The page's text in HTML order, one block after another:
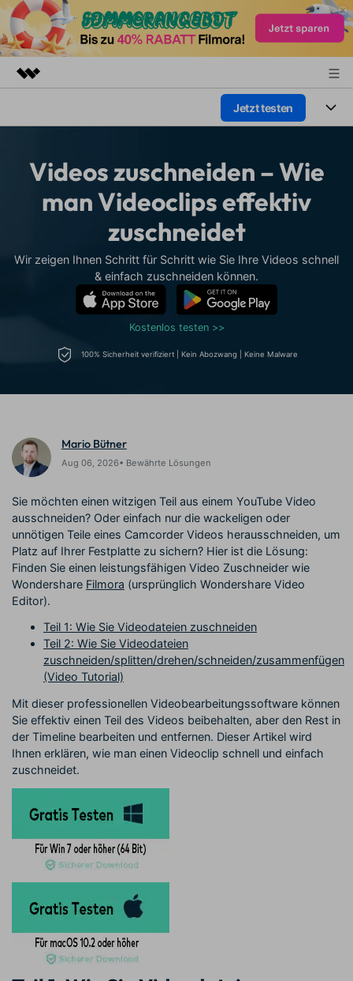
Dienstprogramme
Überblick
Lösungen
Shop
Jetzt testen
Plattformen
Funktionen
Audio
Wer
Video-Lösungen
Ressourcen
Über 100 heiße Video-
Prompts – schnell ähnliche
Meisterkurs
Beherrschen Sie
Kickstart Bootcamp
Lernen, ausdrücken und
erweitern Sie Ihre
Fähigkeiten mit Filmora
Erfahren Sie, wie Sie einen
Creator
Monetarisierungs-
Programm
Monetarisieren Sie
Ihren Einfluss mit Filmora
Freunde-werben-
Programm
Hilfe-Center
Erste Schritte
und Kunden
Bewertungen
Kunden-Geschichten
Erfahren Sie, wie unsere
Kunden Erfolg haben
Affiliate-Programm
Schalten Sie Partnerschaften
auf Unternehmensebene frei
Suchen
Videos zuschneiden – Wie
man Videoclips effektiv
zuschneidet
Wir zeigen Ihnen Schritt für Schritt wie Sie Ihre Videos schnell
& einfach zuschneiden können.
Kostenlos testen >>
100% Sicherheit verifiziert | Kein Abozwang | Keine Malware
Mario Bütner
Aug 06, 2026• Bewährte Lösungen
Sie möchten einen witzigen Teil aus einem YouTube Video
ausschneiden? Oder einfach nur die wackeligen oder
unnötigen Teile eines Camcorder Videos herausschneiden, um
Platz auf Ihrer Festplatte zu sichern? Hier ist die Lösung:
Finden Sie einen leistungsfähigen Video Zuschneider wie
Wondershare Filmora (ursprünglich Wondershare Video
Editor).
Teil 1: Wie Sie Videodateien zuschneiden
Teil 2: Wie Sie Videodateien
zuschneiden/splitten/drehen/schneiden/zusammenfügen
(Video Tutorial)
Mit dieser professionellen Videobearbeitungssoftware können
Sie effektiv einen Teil des Videos beibehalten, aber den Rest in
der Timeline bearbeiten und entfernen. Dieser Artikel wird
Ihnen erklären, wie man einen Videoclip schnell und einfach
zuschneidet.